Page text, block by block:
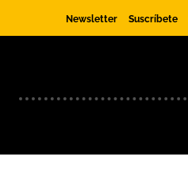
Newsletter Suscríbete